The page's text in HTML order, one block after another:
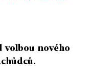
nového